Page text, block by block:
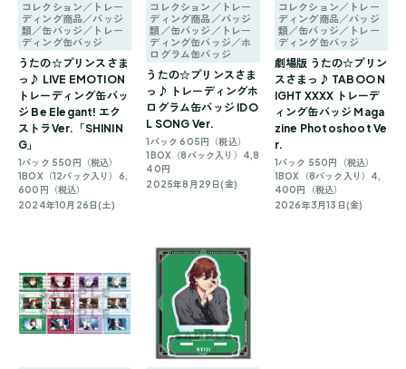
コレクション／トレー
ディング商品／バッジ
類／缶バッジ／トレー
ディング缶バッジ
うたの☆プリンスさま
っ♪ LIVE EMOTION
トレーディング缶バッ
ジ Be Elegant! エク
ストラVer.「SHININ
G」
1パック 550円（税込）
1BOX（12パック入り）6,
600円（税込）
2024年10月26日(土)
コレクション／トレー
ディング商品／バッジ
類／缶バッジ／トレー
ディング缶バッジ／ホ
ログラム缶バッジ
うたの☆プリンスさま
っ♪ トレーディングホ
ログラム缶バッジ IDO
L SONG Ver.
1パック 605円（税込）
1BOX（8パック入り）4,8
40円
2025年8月29日(金)
コレクション／トレー
ディング商品／バッジ
類／缶バッジ／トレー
ディング缶バッジ
劇場版 うたの☆プリン
スさまっ♪ TABOO N
IGHT XXXX トレーデ
ィング缶バッジ Maga
zine Photoshoot Ve
r.
1パック 550円（税込）
1BOX（8パック入り）4,
400円（税込）
2026年3月13日(金)